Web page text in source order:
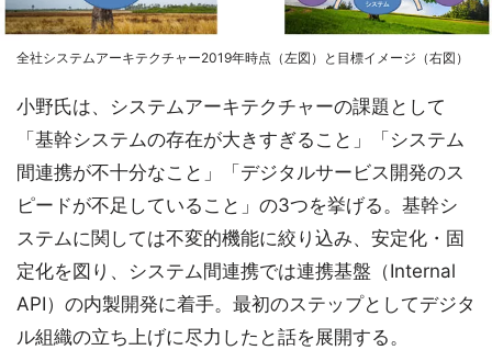
全社システムアーキテクチャー2019年時点（左図）と目標イメージ（右図）
小野氏は、システムアーキテクチャーの課題として
「基幹システムの存在が大きすぎること」「システム
間連携が不十分なこと」「デジタルサービス開発のス
ピードが不足していること」の3つを挙げる。基幹シ
ステムに関しては不変的機能に絞り込み、安定化・固
定化を図り、システム間連携では連携基盤（Internal
API）の内製開発に着手。最初のステップとしてデジタ
ル組織の立ち上げに尽力したと話を展開する。